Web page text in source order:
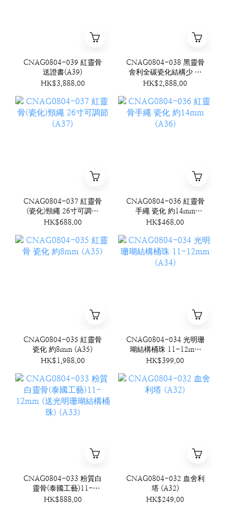
CNAG0804-039 紅靈骨
送證書(A39)
HK$3,888.00
CNAG0804-038 黑靈骨
舍利全碳瓷化結構少 圓
珠 7mm 送證書 (A38)
HK$2,888.00
CNAG0804-037 紅靈骨
(瓷化)頸繩 26寸可調節
(A37)
HK$688.00
CNAG0804-036 紅靈骨
手繩 瓷化 約14mm
(A36)
HK$468.00
CNAG0804-035 紅靈骨
瓷化 約8mm (A35)
HK$1,988.00
CNAG0804-034 光明珊
瑚結構桶珠 11-12mm
(A34)
HK$399.00
CNAG0804-033 粉質白
靈骨(泰國工藝)11-
12mm (送光明珊瑚結構
HK$888.00
CNAG0804-032 血舍利
塔 (A32)
HK$249.00